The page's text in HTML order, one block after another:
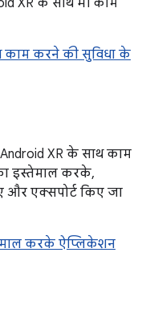
XR के साथ भी काम
काम करने की सुविधा के
XR के साथ काम
इस्तेमाल करके,
और एक्सपोर्ट किए जा
करके ऐप्लिकेशन